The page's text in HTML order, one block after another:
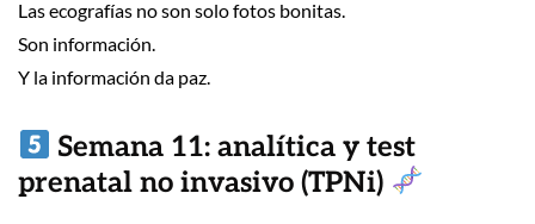
Las ecografías no son solo fotos bonitas.
Son información.
Y la información da paz.
Semana 11: analítica y test
prenatal no invasivo (TPNi)